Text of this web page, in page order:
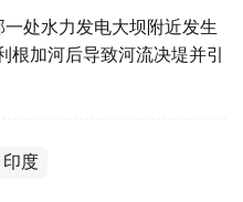
处水力发电大坝附近发生
根加河后导致河流决堤并引
印度